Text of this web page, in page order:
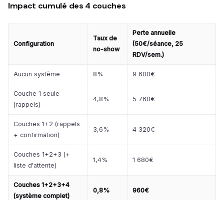
Impact cumulé des 4 couches
Configuration
Taux de
no-show
Perte annuelle
(50€/séance, 25
RDV/sem.)
Aucun système 8% 9 600€
Couche 1 seule
(rappels)
4,8% 5 760€
Couches 1+2 (rappels
+ confirmation)
3,6% 4 320€
Couches 1+2+3 (+
liste d'attente)
1,4% 1 680€
Couches 1+2+3+4
(système complet)
0,8% 960€